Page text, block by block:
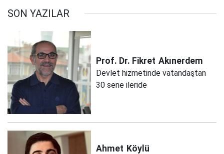
SON YAZILAR
Prof. Dr. Fikret Akınerdem
Devlet hizmetinde vatandaştan
30 sene ileride
Ahmet Köylü